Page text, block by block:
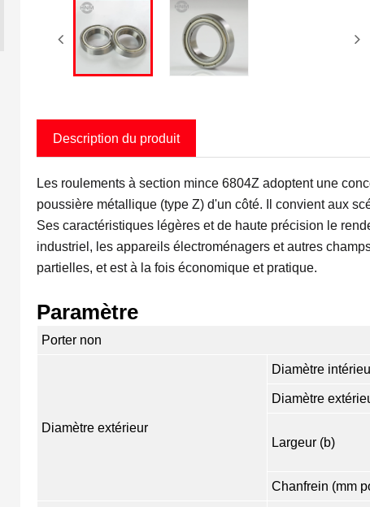
Description du produit
Les roulements à section mince 6804Z adoptent une
poussière métallique (type Z) d'un côté. Il convient aux
Ses caractéristiques légères et de haute précision le
industriel, les appareils électroménagers et autres
partielles, et est à la fois économique et pratique.
Paramètre
Porter non
Diamètre extérieur
Diamètre
Diamètre
Largeur (b)
Chanfrein (mm